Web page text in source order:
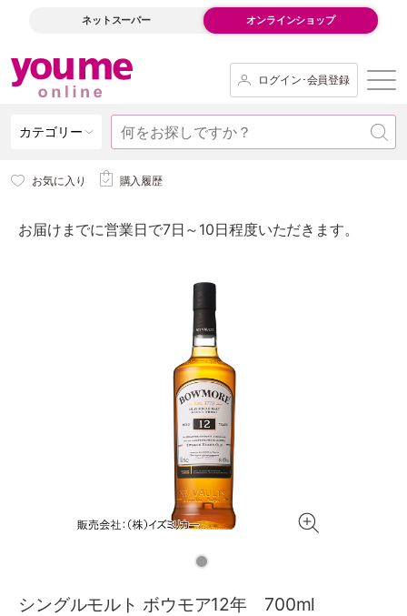
ネットスーパー オンラインショップ
ログイン･会員登録
カテゴリー
お気に入り 購入履歴
お届けまでに営業日で7日～10日程度いただきます。
シングルモルト ボウモア12年 700ml